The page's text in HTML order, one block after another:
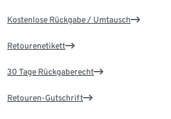
Kostenlose Rückgabe / Umtausch
Retourenetikett
30 Tage Rückgaberecht
Retouren-Gutschrift